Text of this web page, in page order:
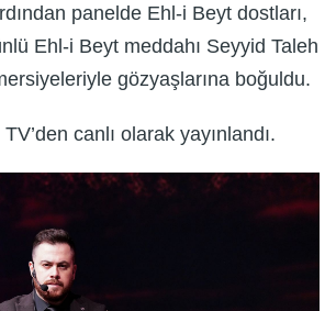
panelde Ehl-i Beyt dostları,
Ehl-i Beyt meddahı Seyyid Taleh
gözyaşlarına boğuldu.
canlı olarak yayınlandı.